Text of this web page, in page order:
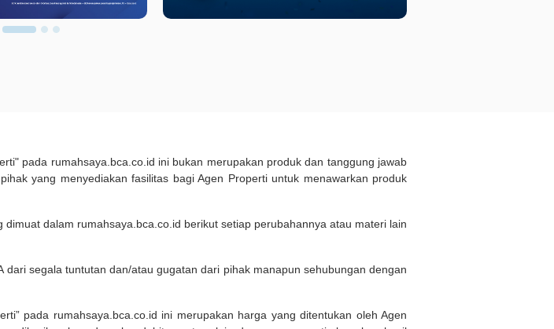
pada rumahsaya.bca.co.id ini bukan merupakan produk dan tanggung jawab
yang menyediakan fasilitas bagi Agen Properti untuk menawarkan produk
dalam rumahsaya.bca.co.id berikut setiap perubahannya atau materi lain
segala tuntutan dan/atau gugatan dari pihak manapun sehubungan dengan
pada rumahsaya.bca.co.id ini merupakan harga yang ditentukan oleh Agen